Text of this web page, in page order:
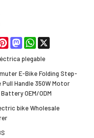
PinterestMastodonWhatsApp
plegable
E-Bike Folding Step-
Pull Handle 350W Motor
OEM/ODM
bike Wholesale